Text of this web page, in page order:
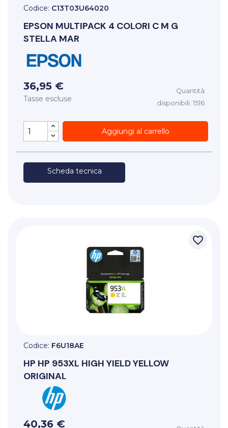
Codice: C13T03U64020
EPSON MULTIPACK 4 COLORI C M G
STELLA MAR
36,95 €
Tasse escluse
Quantità
disponibili: 1516
Aggiungi al carrello
Scheda tecnica
favorite_border
Codice: F6U18AE
HP HP 953XL HIGH YIELD YELLOW
ORIGINAL
40,36 €